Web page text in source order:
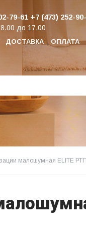
ДОСТАВКА ОПЛАТА
79-61 +7 (473) 252-
до 17.00
малошумная ELITE